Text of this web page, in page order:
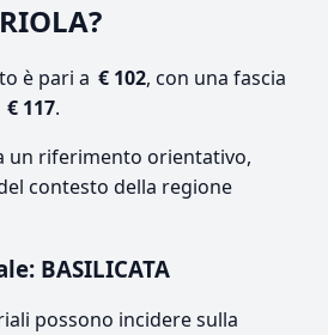
è pari a € 102, con una fascia
€ 117.
un riferimento orientativo,
contesto della regione
BASILICATA
possono incidere sulla